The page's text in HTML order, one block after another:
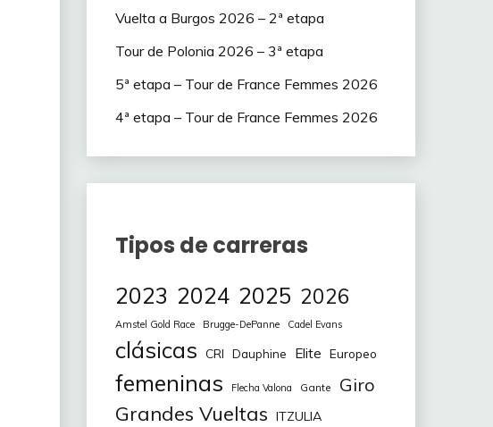
Vuelta a Burgos 2026 – 2ª etapa
Tour de Polonia 2026 – 3ª etapa
5ª etapa – Tour de France Femmes 2026
4ª etapa – Tour de France Femmes 2026
Tipos de carreras
2023 2024 2025 2026
Amstel Gold Race Brugge-DePanne Cadel Evans
clásicas CRI Dauphine Elite Europeo
femeninas Flecha Valona Gante Giro
Grandes Vueltas ITZULIA